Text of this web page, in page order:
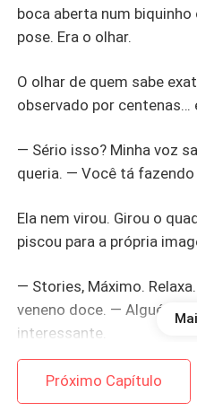
boca aberta num biquinho
pose. Era o olhar.
O olhar de quem sabe
observado por centenas…
— Sério isso? Minha voz
queria. — Você tá fazendo
Ela nem virou. Girou o
piscou para a própria
— Stories, Máximo.
veneno doce. — Alguém
interessante.
Respirei fundo. Péssima
acertou como um golpe:
Próximo Capítulo